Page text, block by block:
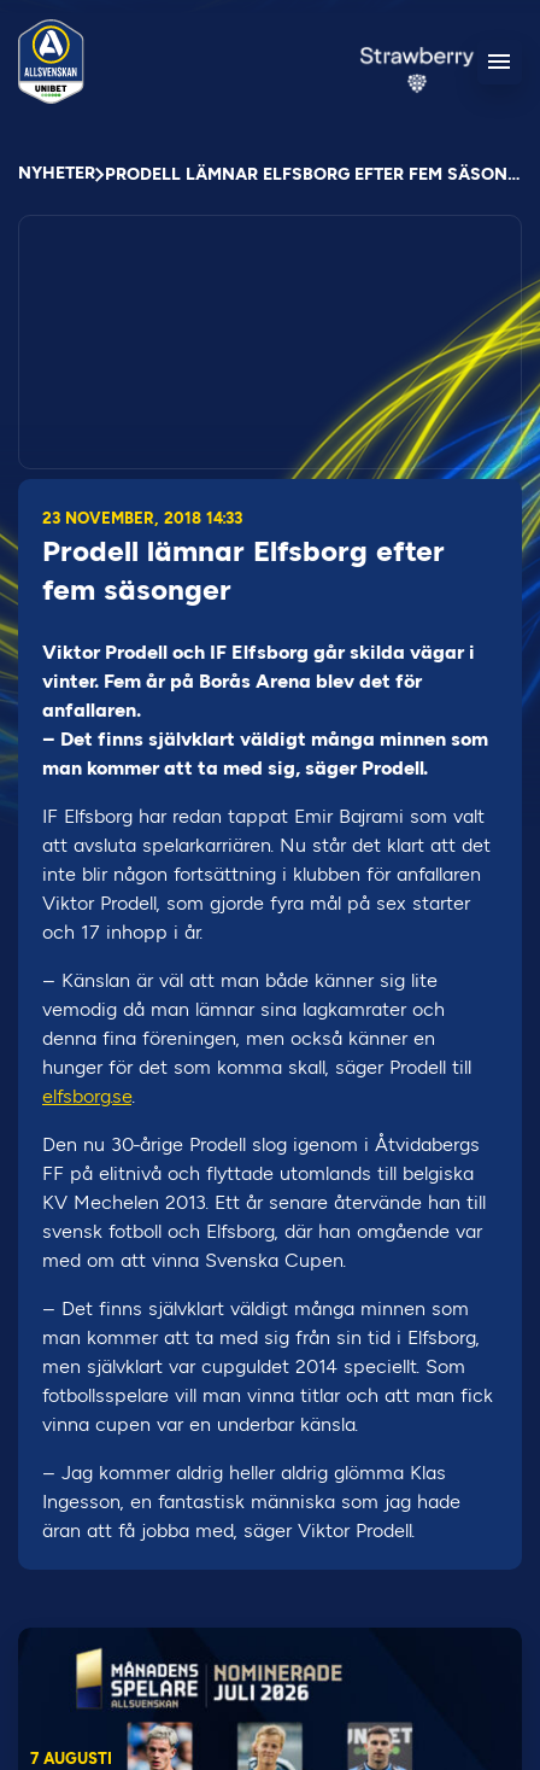
NYHETER PRODELL LÄMNAR ELFSBORG EFTER FEM SÄSONGER
23 NOVEMBER, 2018 14:33
Prodell lämnar Elfsborg efter
fem säsonger
Viktor Prodell och IF Elfsborg går skilda vägar i
vinter. Fem år på Borås Arena blev det för
anfallaren.
– Det finns självklart väldigt många minnen som
man kommer att ta med sig, säger Prodell.
IF Elfsborg har redan tappat Emir Bajrami som valt
att avsluta spelarkarriären. Nu står det klart att det
inte blir någon fortsättning i klubben för anfallaren
Viktor Prodell, som gjorde fyra mål på sex starter
och 17 inhopp i år.
– Känslan är väl att man både känner sig lite
vemodig då man lämnar sina lagkamrater och
denna fina föreningen, men också känner en
hunger för det som komma skall, säger Prodell till
elfsborg.se.
Den nu 30-årige Prodell slog igenom i Åtvidabergs
FF på elitnivå och flyttade utomlands till belgiska
KV Mechelen 2013. Ett år senare återvände han till
svensk fotboll och Elfsborg, där han omgående var
med om att vinna Svenska Cupen.
– Det finns självklart väldigt många minnen som
man kommer att ta med sig från sin tid i Elfsborg,
men självklart var cupguldet 2014 speciellt. Som
fotbollsspelare vill man vinna titlar och att man fick
vinna cupen var en underbar känsla.
– Jag kommer aldrig heller aldrig glömma Klas
Ingesson, en fantastisk människa som jag hade
äran att få jobba med, säger Viktor Prodell.
7 AUGUSTI